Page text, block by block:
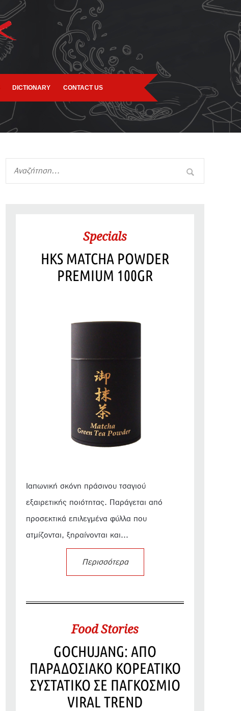
DICTIONARY CONTACT US
Specials
HKS MATCHA POWDER
PREMIUM 100GR
Ιαπωνική σκόνη πράσινου τσαγιού
εξαιρετικής ποιότητας. Παράγεται από
προσεκτικά επιλεγμένα φύλλα που
ατμίζονται, ξηραίνονται και...
Περισσότερα
Food Stories
GOCHUJANG: ΑΠΟ
ΠΑΡΑΔΟΣΙΑΚΟ ΚΟΡΕΑΤΙΚΟ
ΣΥΣΤΑΤΙΚΟ ΣΕ ΠΑΓΚΟΣΜΙΟ
VIRAL TREND